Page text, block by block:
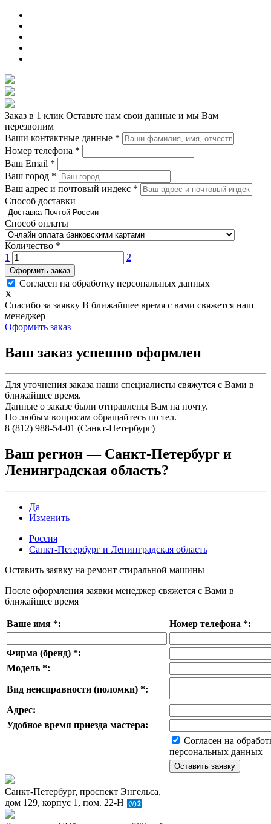
Заказ в 1 клик Оставьте нам свои данные и мы Вам
перезвоним
Ваши контактные данные *
Номер телефона *
Ваш Email *
Ваш город *
Ваш адрес и почтовый индекс *
Способ доставки
Способ оплаты
Количество *
1
2
Оформить заказ
Согласен на обработку персональных данных
X
Спасибо за заявку В ближайшее время с вами свяжется наш
менеджер
Оформить заказ
Ваш заказ успешно оформлен
Для уточнения заказа наши специалисты свяжутся с Вами в
ближайшее время.
Данные о заказе были отправлены Вам на почту.
По любым вопросам обращайтесь по тел.
8 (812) 988-54-01 (Санкт-Петербург)
Ваш регион — Санкт-Петербург и
Ленинградская область?
Да
Изменить
Россия
Санкт-Петербург и Ленинградская область
Оставить заявку на ремонт стиральной машины
После оформления заявки менеджер свяжется с Вами в
ближайшее время
Ваше имя *: Номер телефона *:
Фирма (бренд) *:
Модель *:
Вид неисправности (поломки) *:
Адрес:
Удобное время приезда мастера:
Согласен на
персональных данных
Санкт-Петербург, проспект Энгельса,
дом 129, корпус 1, пом. 22-Н